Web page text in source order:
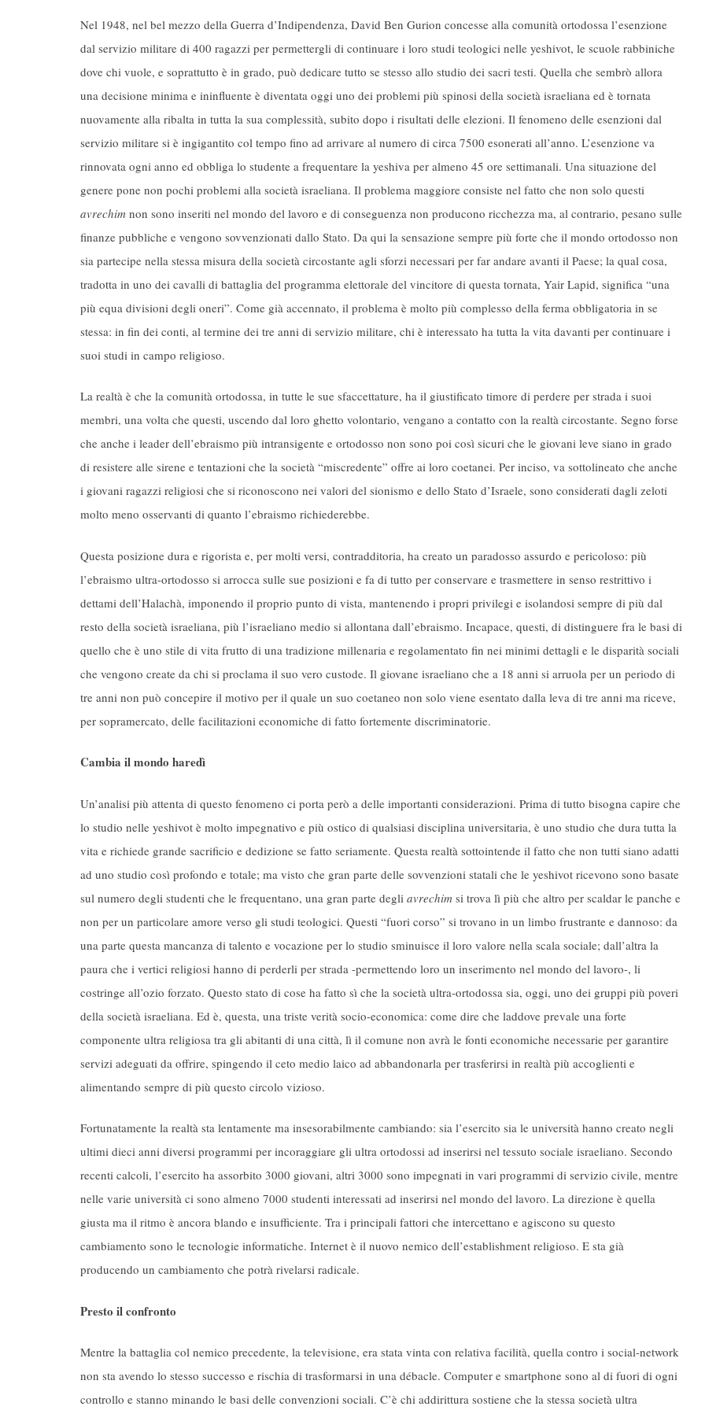
Nel 1948, nel bel mezzo della Guerra d’Indipendenza, David Ben Gurion concesse alla comunità ortodossa l’esenzione
dal servizio militare di 400 ragazzi per permettergli di continuare i loro studi teologici nelle yeshivot, le scuole rabbiniche
dove chi vuole, e soprattutto è in grado, può dedicare tutto se stesso allo studio dei sacri testi. Quella che sembrò allora
una decisione minima e ininfluente è diventata oggi uno dei problemi più spinosi della società israeliana ed è tornata
nuovamente alla ribalta in tutta la sua complessità, subito dopo i risultati delle elezioni. Il fenomeno delle esenzioni dal
servizio militare si è ingigantito col tempo fino ad arrivare al numero di circa 7500 esonerati all’anno. L’esenzione va
rinnovata ogni anno ed obbliga lo studente a frequentare la yeshiva per almeno 45 ore settimanali. Una situazione del
genere pone non pochi problemi alla società israeliana. Il problema maggiore consiste nel fatto che non solo questi
avrechim non sono inseriti nel mondo del lavoro e di conseguenza non producono ricchezza ma, al contrario, pesano sulle
finanze pubbliche e vengono sovvenzionati dallo Stato. Da qui la sensazione sempre più forte che il mondo ortodosso non
sia partecipe nella stessa misura della società circostante agli sforzi necessari per far andare avanti il Paese; la qual cosa,
tradotta in uno dei cavalli di battaglia del programma elettorale del vincitore di questa tornata, Yair Lapid, significa “una
più equa divisioni degli oneri”. Come già accennato, il problema è molto più complesso della ferma obbligatoria in se
stessa: in fin dei conti, al termine dei tre anni di servizio militare, chi è interessato ha tutta la vita davanti per continuare i
suoi studi in campo religioso.
La realtà è che la comunità ortodossa, in tutte le sue sfaccettature, ha il giustificato timore di perdere per strada i suoi
membri, una volta che questi, uscendo dal loro ghetto volontario, vengano a contatto con la realtà circostante. Segno forse
che anche i leader dell’ebraismo più intransigente e ortodosso non sono poi così sicuri che le giovani leve siano in grado
di resistere alle sirene e tentazioni che la società “miscredente” offre ai loro coetanei. Per inciso, va sottolineato che anche
i giovani ragazzi religiosi che si riconoscono nei valori del sionismo e dello Stato d’Israele, sono considerati dagli zeloti
molto meno osservanti di quanto l’ebraismo richiederebbe.
Questa posizione dura e rigorista e, per molti versi, contradditoria, ha creato un paradosso assurdo e pericoloso: più
l’ebraismo ultra-ortodosso si arrocca sulle sue posizioni e fa di tutto per conservare e trasmettere in senso restrittivo i
dettami dell’Halachà, imponendo il proprio punto di vista, mantenendo i propri privilegi e isolandosi sempre di più dal
resto della società israeliana, più l’israeliano medio si allontana dall’ebraismo. Incapace, questi, di distinguere fra le basi di
quello che è uno stile di vita frutto di una tradizione millenaria e regolamentato fin nei minimi dettagli e le disparità sociali
che vengono create da chi si proclama il suo vero custode. Il giovane israeliano che a 18 anni si arruola per un periodo di
tre anni non può concepire il motivo per il quale un suo coetaneo non solo viene esentato dalla leva di tre anni ma riceve,
per sopramercato, delle facilitazioni economiche di fatto fortemente discriminatorie.
Cambia il mondo haredì
Un’analisi più attenta di questo fenomeno ci porta però a delle importanti considerazioni. Prima di tutto bisogna capire che
lo studio nelle yeshivot è molto impegnativo e più ostico di qualsiasi disciplina universitaria, è uno studio che dura tutta la
vita e richiede grande sacrificio e dedizione se fatto seriamente. Questa realtà sottointende il fatto che non tutti siano adatti
ad uno studio così profondo e totale; ma visto che gran parte delle sovvenzioni statali che le yeshivot ricevono sono basate
sul numero degli studenti che le frequentano, una gran parte degli avrechim si trova lì più che altro per scaldar le panche e
non per un particolare amore verso gli studi teologici. Questi “fuori corso” si trovano in un limbo frustrante e dannoso: da
una parte questa mancanza di talento e vocazione per lo studio sminuisce il loro valore nella scala sociale; dall’altra la
paura che i vertici religiosi hanno di perderli per strada -permettendo loro un inserimento nel mondo del lavoro-, li
costringe all’ozio forzato. Questo stato di cose ha fatto sì che la società ultra-ortodossa sia, oggi, uno dei gruppi più poveri
della società israeliana. Ed è, questa, una triste verità socio-economica: come dire che laddove prevale una forte
componente ultra religiosa tra gli abitanti di una città, lì il comune non avrà le fonti economiche necessarie per garantire
servizi adeguati da offrire, spingendo il ceto medio laico ad abbandonarla per trasferirsi in realtà più accoglienti e
alimentando sempre di più questo circolo vizioso.
Fortunatamente la realtà sta lentamente ma insesorabilmente cambiando: sia l’esercito sia le università hanno creato negli
ultimi dieci anni diversi programmi per incoraggiare gli ultra ortodossi ad inserirsi nel tessuto sociale israeliano. Secondo
recenti calcoli, l’esercito ha assorbito 3000 giovani, altri 3000 sono impegnati in vari programmi di servizio civile, mentre
nelle varie università ci sono almeno 7000 studenti interessati ad inserirsi nel mondo del lavoro. La direzione è quella
giusta ma il ritmo è ancora blando e insufficiente. Tra i principali fattori che intercettano e agiscono su questo
cambiamento sono le tecnologie informatiche. Internet è il nuovo nemico dell’establishment religioso. E sta già
producendo un cambiamento che potrà rivelarsi radicale.
Presto il confronto
Mentre la battaglia col nemico precedente, la televisione, era stata vinta con relativa facilità, quella contro i social-network
non sta avendo lo stesso successo e rischia di trasformarsi in una débacle. Computer e smartphone sono al di fuori di ogni
controllo e stanno minando le basi delle convenzioni sociali. C’è chi addirittura sostiene che la stessa società ultra